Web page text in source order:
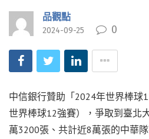
品觀點
2024-09-25 0
中信銀行贊助「2024年世界棒球
世界棒球12強賽），爭取到臺北
萬3200張、共計近8萬張的中華